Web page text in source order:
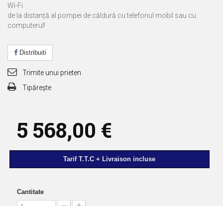
Wi-Fi
de la distanță al pompei de căldură cu telefonul mobil sau cu
computerul!
Distribuiti
Trimite unui prieten
Tipărește
5 568,00 €
Tarif T.T.C + Livraison incluse
Cantitate